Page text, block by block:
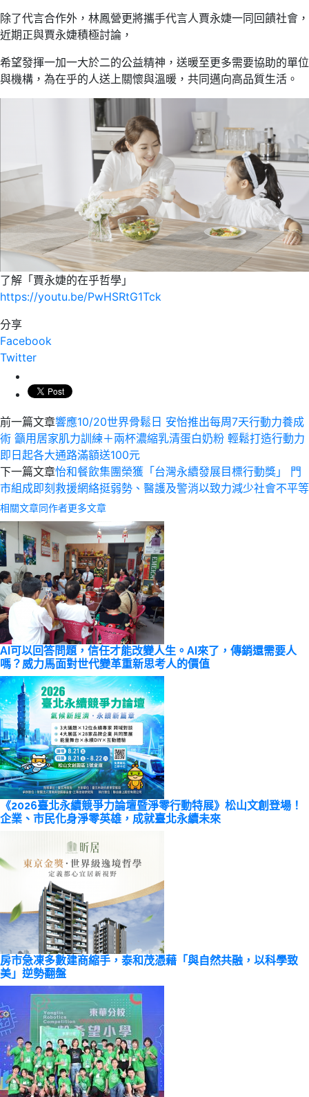
除了代言合作外，林鳳營更將攜手代言人賈永婕一同回饋社會，
近期正與賈永婕積極討論，
希望發揮一加一大於二的公益精神，送暖至更多需要協助的單位
與機構，為在乎的人送上關懷與溫暖，共同邁向高品質生活。
了解「賈永婕的在乎哲學」
https://youtu.be/PwHSRtG1Tck
分享
Facebook
Twitter
前一篇文章響應10/20世界骨鬆日 安怡推出每周7天行動力養成
術 籲用居家肌力訓練＋兩杯濃縮乳清蛋白奶粉 輕鬆打造行動力
即日起各大通路滿額送100元
下一篇文章怡和餐飲集團榮獲「台灣永續發展目標行動獎」 門
市組成即刻救援網絡挺弱勢、醫護及警消以致力減少社會不平等
相關文章同作者更多文章
AI可以回答問題，信任才能改變人生。AI來了，傳銷還需要人
嗎？威力馬面對世代變革重新思考人的價值
《2026臺北永續競爭力論壇暨淨零行動特展》松山文創登場！
企業、市民化身淨零英雄，成就臺北永續未來
房市急凍多數建商縮手，泰和茂憑藉「與自然共融，以科學致
美」逆勢翻盤